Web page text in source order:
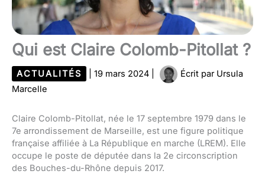
Qui est Claire Colomb-Pitollat ?
ACTUALITÉS 19 mars 2024 Écrit par Ursula
Marcelle
Claire Colomb-Pitollat, née le 17 septembre 1979 dans le
7e arrondissement de Marseille, est une figure politique
française affiliée à La République en marche (LREM). Elle
occupe le poste de députée dans la 2e circonscription
des Bouches-du-Rhône depuis 2017.